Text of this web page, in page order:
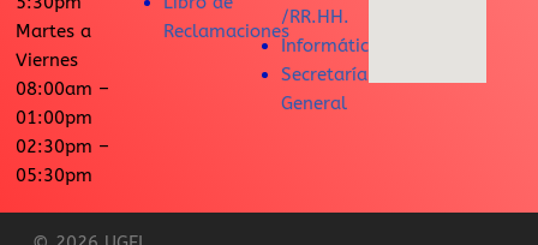
Martes a
Viernes
08:00am –
01:00pm
02:30pm –
05:30pm
Reclamaciones
/RR.HH.
Informática
Secretaría
General